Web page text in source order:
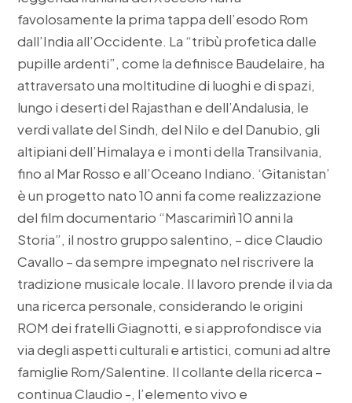
favolosamente la prima tappa dell’esodo Rom
dall’India all’Occidente. La “tribù profetica dalle
pupille ardenti”, come la definisce Baudelaire, ha
attraversato una moltitudine di luoghi e di spazi,
lungo i deserti del Rajasthan e dell’Andalusia, le
verdi vallate del Sindh, del Nilo e del Danubio, gli
altipiani dell’Himalaya e i monti della Transilvania,
fino al Mar Rosso e all’Oceano Indiano. ‘Gitanistan’
è un progetto nato 10 anni fa come realizzazione
del film documentario “Mascarimirì 10 anni la
Storia”, il nostro gruppo salentino, – dice Claudio
Cavallo – da sempre impegnato nel riscrivere la
tradizione musicale locale. Il lavoro prende il via da
una ricerca personale, considerando le origini
ROM dei fratelli Giagnotti, e si approfondisce via
via degli aspetti culturali e artistici, comuni ad altre
famiglie Rom/Salentine. Il collante della ricerca –
continua Claudio -, l’elemento vivo e